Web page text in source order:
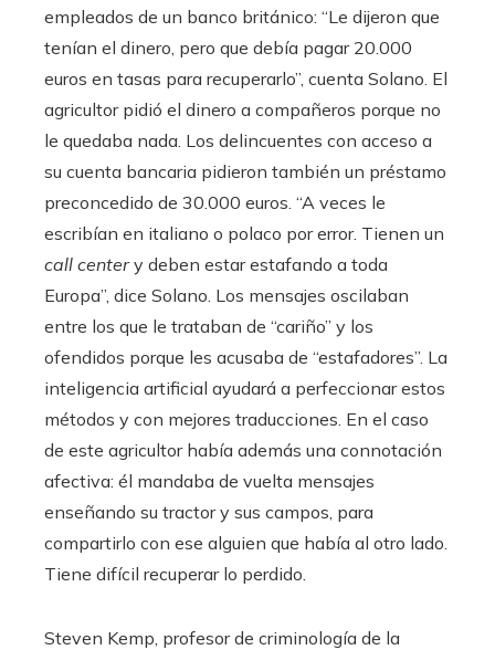
empleados de un banco británico: “Le dijeron que
tenían el dinero, pero que debía pagar 20.000
euros en tasas para recuperarlo”, cuenta Solano. El
agricultor pidió el dinero a compañeros porque no
le quedaba nada. Los delincuentes con acceso a
su cuenta bancaria pidieron también un préstamo
preconcedido de 30.000 euros. “A veces le
escribían en italiano o polaco por error. Tienen un
call centery deben estar estafando a toda
Europa”, dice Solano. Los mensajes oscilaban
entre los que le trataban de “cariño” y los
ofendidos porque les acusaba de “estafadores”. La
inteligencia artificial ayudará a perfeccionar estos
métodos y con mejores traducciones. En el caso
de este agricultor había además una connotación
afectiva: él mandaba de vuelta mensajes
enseñando su tractor y sus campos, para
compartirlo con ese alguien que había al otro lado.
Tiene difícil recuperar lo perdido.
Steven Kemp, profesor de criminología de la